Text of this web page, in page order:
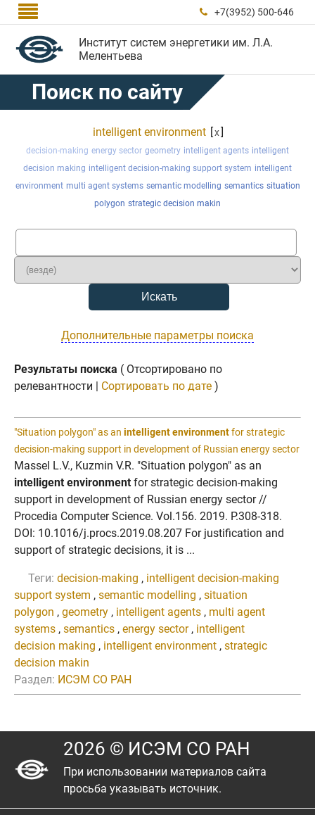
  +7(3952) 500-646
Институт систем энергетики им. Л.А.
Мелентьева
Поиск по сайту
intelligent environment [x]
decision-making energy sector geometry intelligent agents intelligent
decision making intelligent decision-making support system intelligent
environment multi agent systems semantic modelling semantics situation
polygon strategic decision makin
Дополнительные параметры поиска
Результаты поиска ( Отсортировано по
релевантности | Сортировать по дате )
"Situation polygon" as an intelligent environmentfor strategic
decision-making support in development of Russian energy sector
Massel L.V., Kuzmin V.R. "Situation polygon" as an
intelligent environment for strategic decision-making
support in development of Russian energy sector //
Procedia Computer Science. Vol.156. 2019. P.308-318.
DOI: 10.1016/j.procs.2019.08.207 For justification and
support of strategic decisions, it is ...
Теги: decision-making , intelligent decision-making
support system , semantic modelling , situation
polygon , geometry , intelligent agents , multi agent
systems , semantics , energy sector, intelligent
decision making , intelligent environment , strategic
decision makin
Раздел: ИСЭМ СО РАН
2026 © ИСЭМ СО РАН
При использовании материалов сайта
просьба указывать источник.